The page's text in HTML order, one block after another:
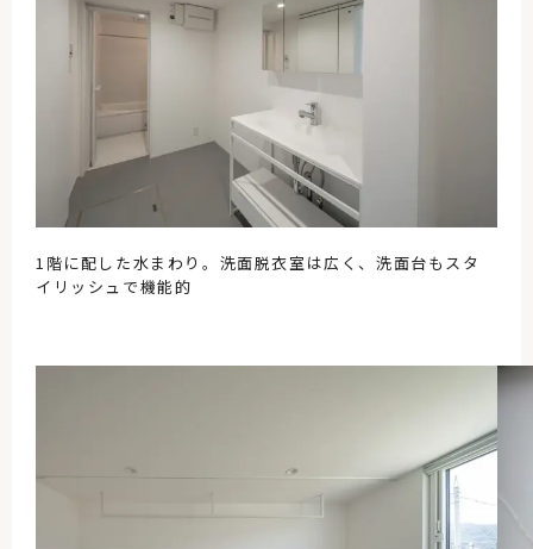
1階に配した水まわり。洗面脱衣室は広く、洗面台もスタ
イリッシュで機能的